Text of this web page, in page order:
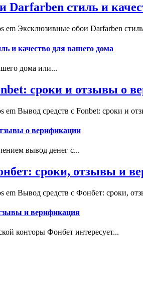
Darfarben стиль и
em Эксклюзивные обои Darfarben
и качество для вашего дома
дома или...
сроки и отзывы о
em Вывод средств с Fonbet: сроки и
о верификации
вывод денег с...
сроки, отзывы и
em Вывод средств с Фонбет: сроки,
и верификация
конторы Фонбет интересует...